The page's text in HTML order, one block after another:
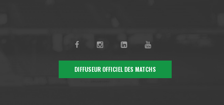
DIFFUSEUR OFFICIEL DES MATCHS